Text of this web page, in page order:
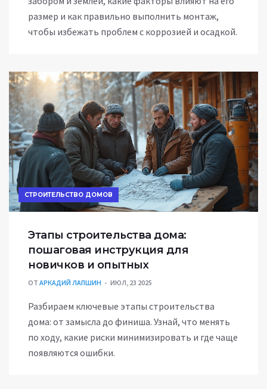
размер и как правильно выполнить монтаж,
чтобы избежать проблем с коррозией и осадкой.
СТРОИТЕЛЬСТВО ДОМОВ
Этапы строительства дома:
пошаговая инструкция для
новичков и опытных
ОТ АРКАДИЙ ЛАПШИН ИЮЛ, 23 2025
Разбираем ключевые этапы строительства
дома: от замысла до финиша. Узнай, что менять
по ходу, какие риски минимизировать и где чаще
появляются ошибки.